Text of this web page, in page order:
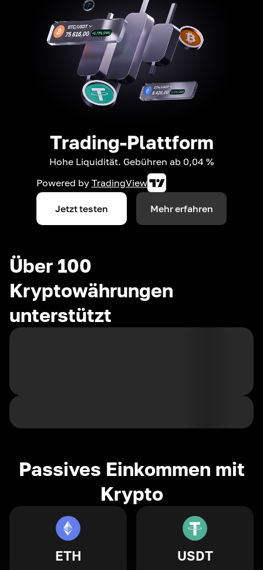
Trading-Plattform
Hohe Liquidität. Gebühren ab 0,04 %
Powered by TradingView
Jetzt testen Mehr erfahren
Über 100
Kryptowährungen
unterstützt
Passives Einkommen mit
Krypto
ETH USDT